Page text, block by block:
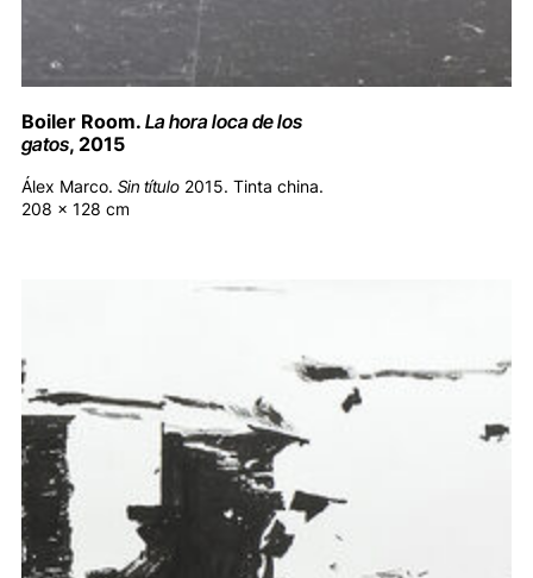
Boiler Room. La hora loca de los
gatos, 2015
Álex Marco. Sin título 2015. Tinta china.
208 x 128 cm